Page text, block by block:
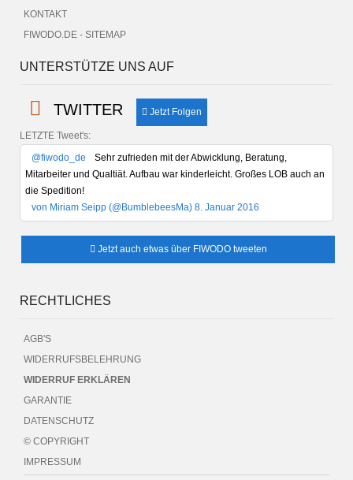
KONTAKT
FIWODO.DE - SITEMAP
UNTERSTÜTZE UNS AUF
TWITTER Jetzt Folgen
LETZTE Tweet's:
@fiwodo_de
Sehr zufrieden mit der Abwicklung, Beratung,
Mitarbeiter und Qualtiät. Aufbau war kinderleicht. Großes LOB auch an
die Spedition!
von Miriam Seipp (@BumblebeesMa) 8. Januar 2016
Jetzt auch etwas über FIWODO tweeten
RECHTLICHES
AGB'S
WIDERRUFSBELEHRUNG
WIDERRUF ERKLÄREN
GARANTIE
DATENSCHUTZ
© COPYRIGHT
IMPRESSUM